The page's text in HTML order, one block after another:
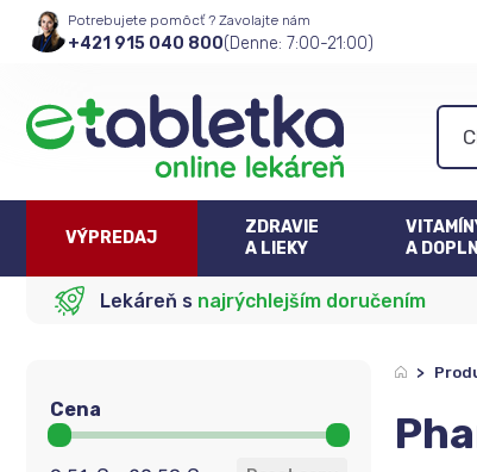
Potrebujete pomôcť ? Zavolajte nám
+421 915 040 800(Denne: 7:00-21:00)
VÝPREDAJ
ZDRAVIE
A LIEKY
A
Lekáreň s najrýchlejším doručením
Cena
Cena
>